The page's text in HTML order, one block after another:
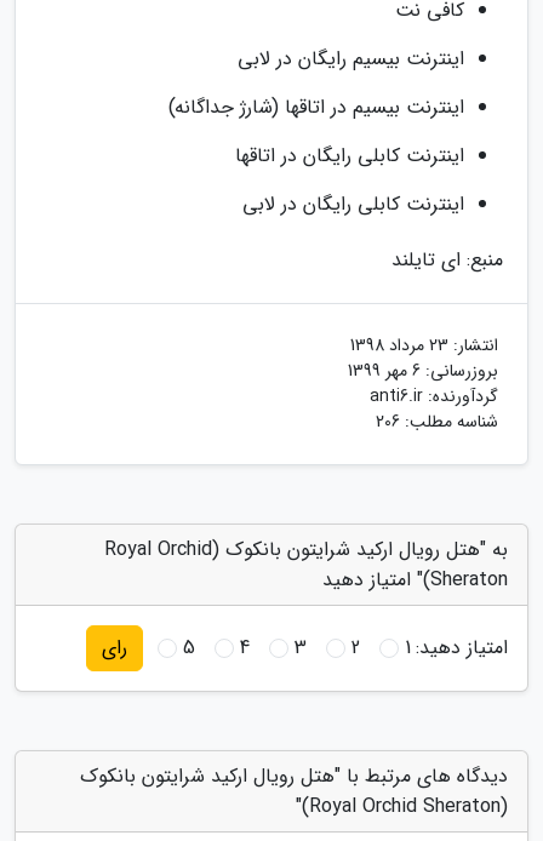
کافی نت
اینترنت بیسیم رایگان در لابی
اینترنت بیسیم در اتاقها (شارژ جداگانه)
اینترنت کابلی رایگان در اتاقها
اینترنت کابلی رایگان در لابی
منبع: ای تایلند
انتشار: 23 مرداد 1398
بروزرسانی: 6 مهر 1399
گردآورنده: anti6.ir
شناسه مطلب: 206
به "هتل رویال ارکید شرایتون بانکوک (Royal Orchid
Sheraton)" امتیاز دهید
امتیاز دهید:1
2
3
4
5 رای
دیدگاه های مرتبط با "هتل رویال ارکید شرایتون بانکوک
(Royal Orchid Sheraton)"